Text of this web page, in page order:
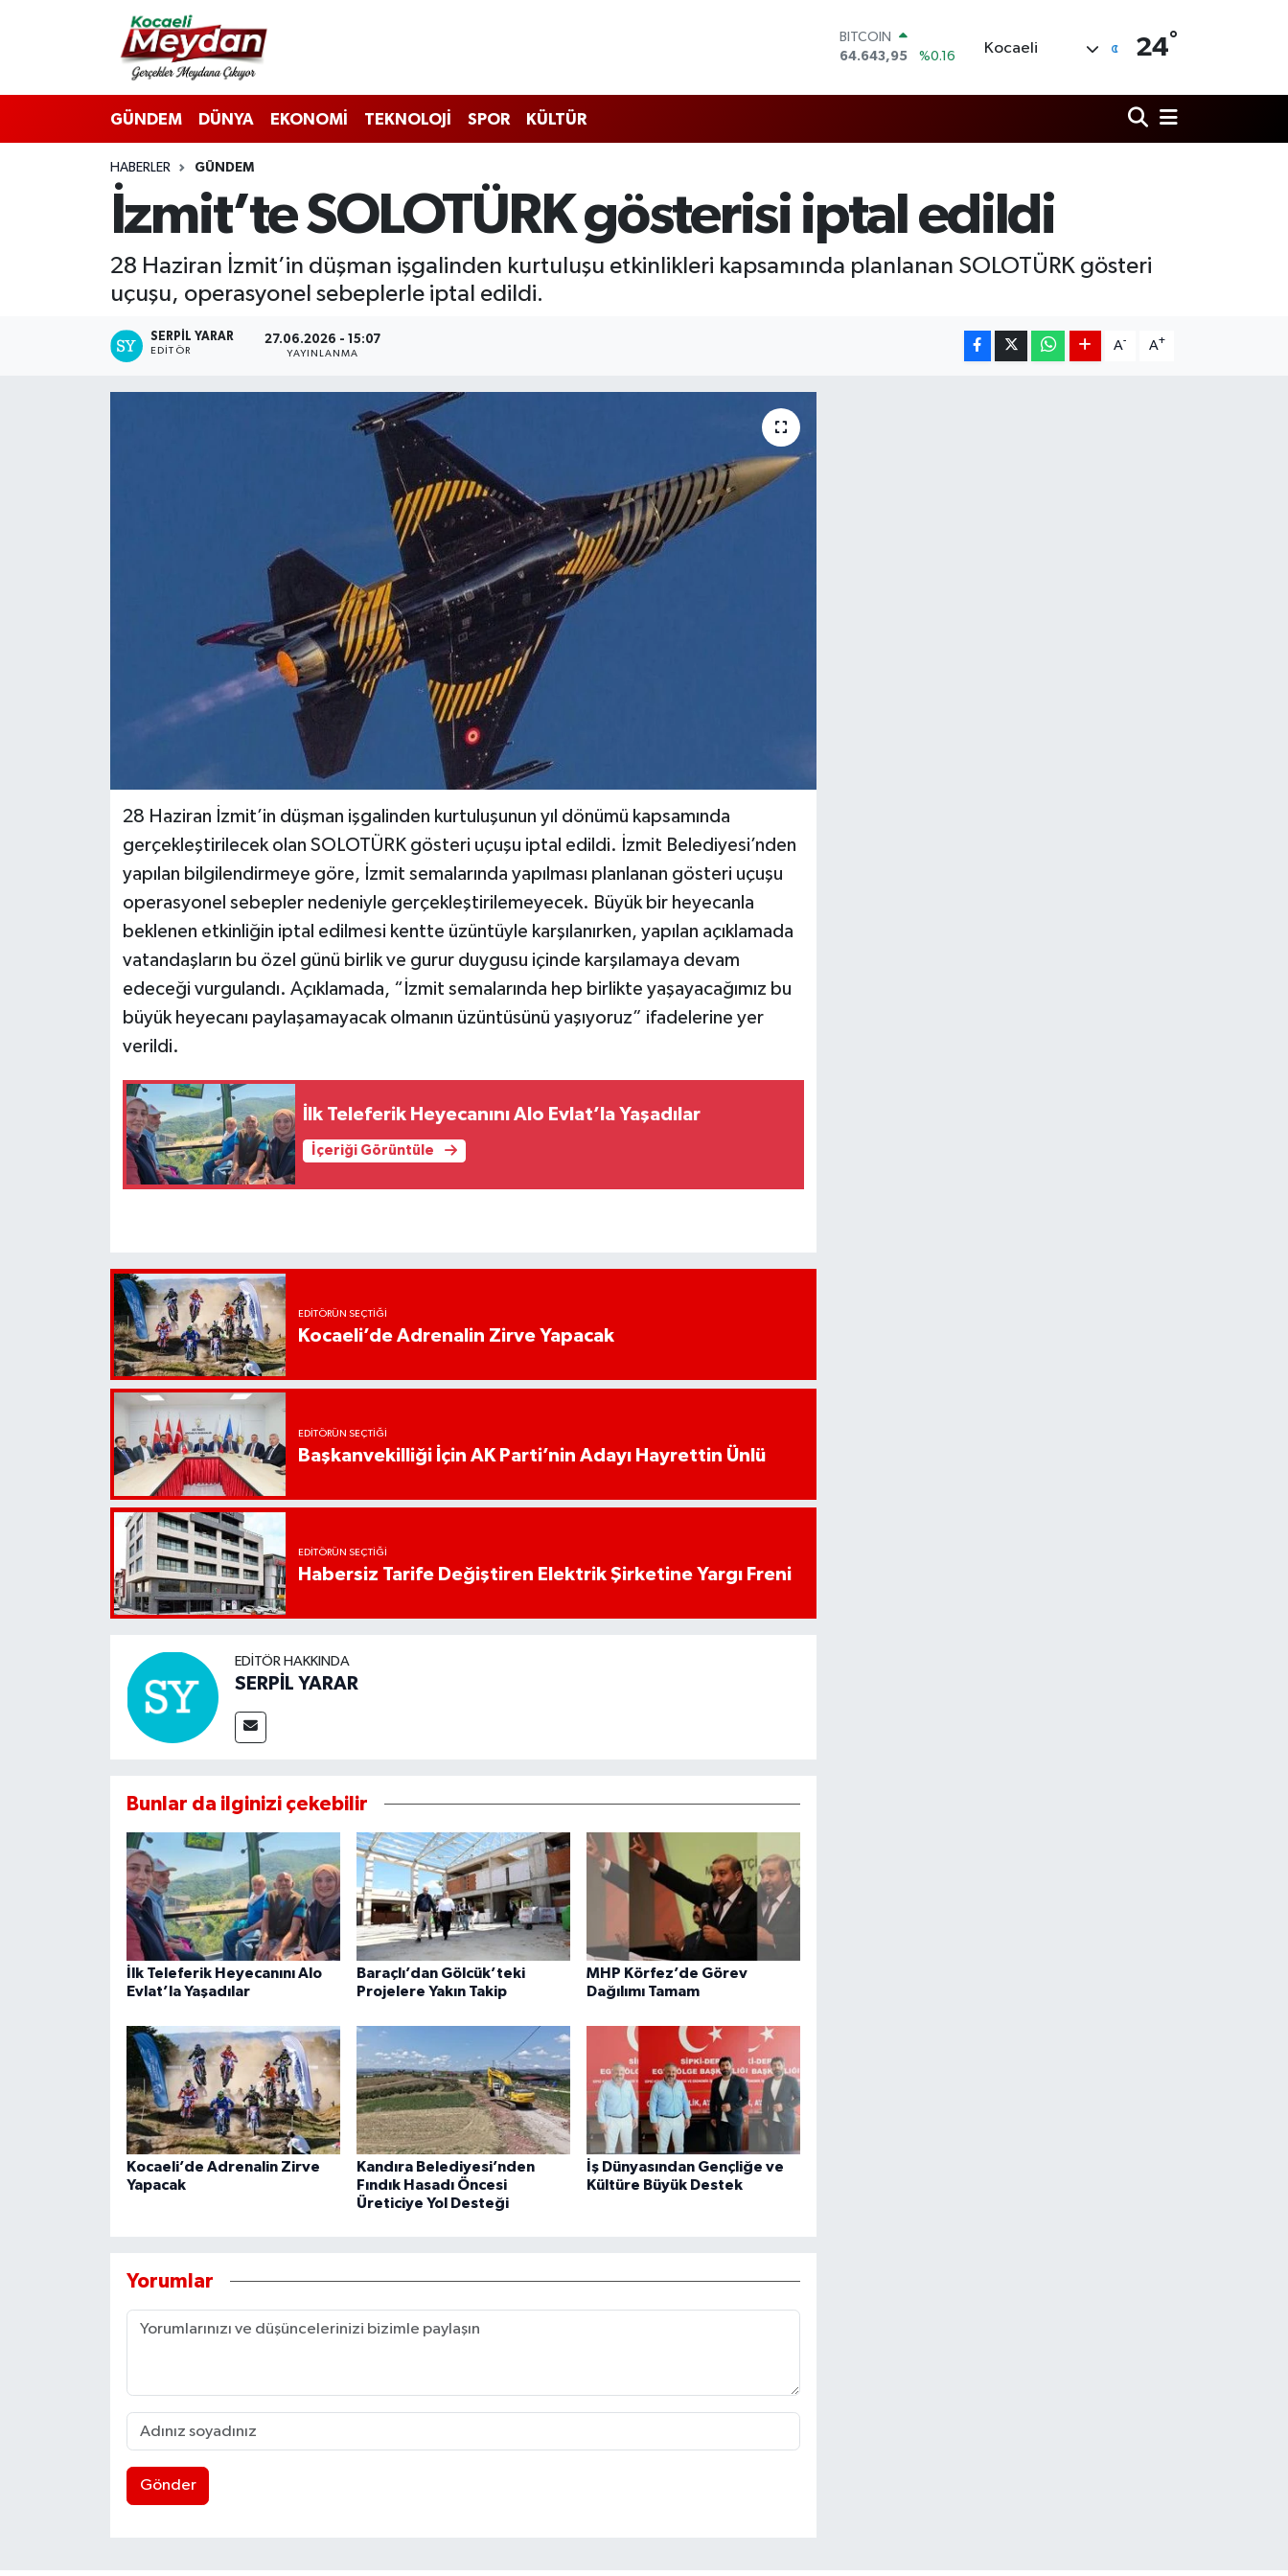
BITCOIN
64.643,95
%0.16
47,6704
%0
6500.87
%0.12
BİST100
Kocaeli 24°
GÜNDEM DÜNYA EKONOMİ TEKNOLOJİ SPOR KÜLTÜR
HABERLER GÜNDEM
İzmit’te SOLOTÜRK gösterisi iptal edildi
28 Haziran İzmit’in düşman işgalinden kurtuluşu etkinlikleri kapsamında planlanan SOLOTÜRK gösteri
uçuşu, operasyonel sebeplerle iptal edildi.
SERPİL YARAR
EDITÖR
27.06.2026 - 15:07
YAYINLANMA
A- A+
28 Haziran İzmit’in düşman işgalinden kurtuluşunun yıl dönümü kapsamında
gerçekleştirilecek olan SOLOTÜRK gösteri uçuşu iptal edildi. İzmit Belediyesi’nden
yapılan bilgilendirmeye göre, İzmit semalarında yapılması planlanan gösteri uçuşu
operasyonel sebepler nedeniyle gerçekleştirilemeyecek. Büyük bir heyecanla
beklenen etkinliğin iptal edilmesi kentte üzüntüyle karşılanırken, yapılan açıklamada
vatandaşların bu özel günü birlik ve gurur duygusu içinde karşılamaya devam
edeceği vurgulandı. Açıklamada, “İzmit semalarında hep birlikte yaşayacağımız bu
büyük heyecanı paylaşamayacak olmanın üzüntüsünü yaşıyoruz” ifadelerine yer
verildi.
İlk Teleferik Heyecanını Alo Evlat’la Yaşadılar
İçeriği Görüntüle
EDITÖRÜN SEÇTIĞI
Kocaeli’de Adrenalin Zirve Yapacak
EDITÖRÜN SEÇTIĞI
Başkanvekilliği İçin AK Parti’nin Adayı Hayrettin Ünlü
EDITÖRÜN SEÇTIĞI
Habersiz Tarife Değiştiren Elektrik Şirketine Yargı Freni
EDITÖR HAKKINDA
SERPİL YARAR
Bunlar da ilginizi çekebilir
İlk Teleferik Heyecanını Alo
Evlat’la Yaşadılar
Baraçlı’dan Gölcük’teki
Projelere Yakın Takip
MHP Körfez’de Görev
Dağılımı Tamam
Kocaeli’de Adrenalin Zirve
Yapacak
Kandıra Belediyesi’nden
Fındık Hasadı Öncesi
Üreticiye Yol Desteği
İş Dünyasından Gençliğe ve
Kültüre Büyük Destek
Yorumlar
Gönder
Nöbetçi Eczaneler
Hava Durumu
Trafik Durumu
Süper Lig Puan Durumu ve Fikstür
Tüm Manşetler
Haber Arşivi